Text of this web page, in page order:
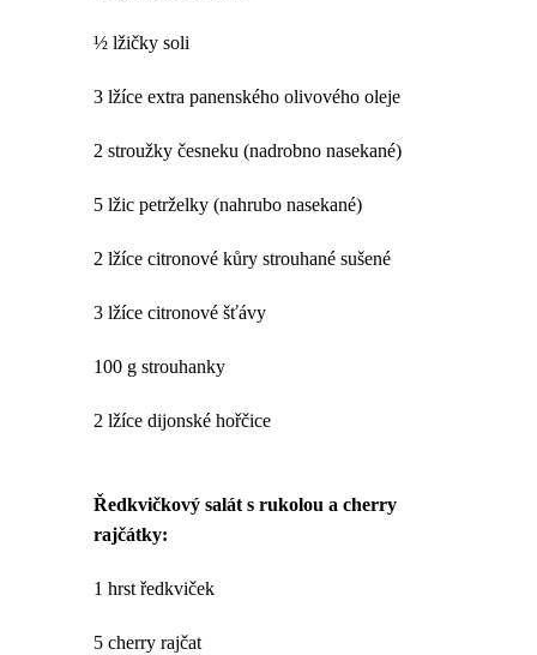
½ lžičky soli
3 lžíce extra panenského olivového oleje
2 stroužky česneku (nadrobno nasekané)
5 lžic petrželky (nahrubo nasekané)
2 lžíce citronové kůry strouhané sušené
3 lžíce citronové šťávy
100 g strouhanky
2 lžíce dijonské hořčice
Ředkvičkový salát s rukolou a cherry
rajčátky:
1 hrst ředkviček
5 cherry rajčat